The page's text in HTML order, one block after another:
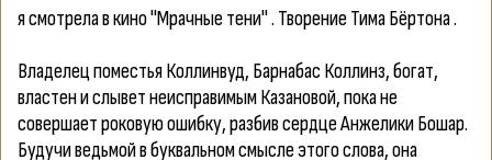
я смотрела в кино "Мрачные тени" . Творение Тима Бёртона .
Владелец поместья Коллинвуд, Барнабас Коллинз, богат,
властен и слывет неисправимым Казановой, пока не
совершает роковую ошибку, разбив сердце Анжелики Бошар.
Будучи ведьмой в буквальном смысле этого слова, она